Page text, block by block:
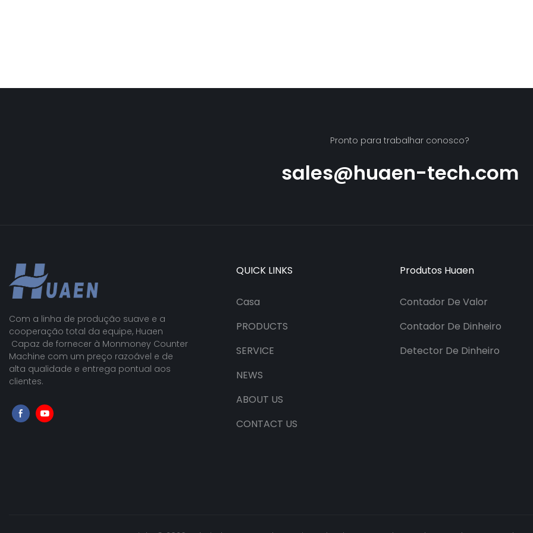
Pronto para trabalhar conosco?
sales@huaen-tech.com
Com a linha de produção suave e a
cooperação total da equipe, Huaen
Capaz de fornecer à Monmoney Counter
Machine com um preço razoável e de
alta qualidade e entrega pontual aos
clientes.
QUICK LINKS
Casa
PRODUCTS
SERVICE
NEWS
ABOUT US
CONTACT US
Produtos Huaen
Contador De Valor
Contador De Dinheiro
Detector De Dinheiro